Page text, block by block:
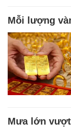
Mỗi lượng
Mưa lớn